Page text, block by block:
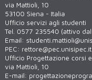
via Mattioli, 10
53100 Siena - Italia
Ufficio servizi agli studenti
Tel. 0577 235540 (attivo
Email:
PEC: rettore@pec.unisipec.it
Ufficio Progettazione corsi
via Mattioli, 10
E-mail: